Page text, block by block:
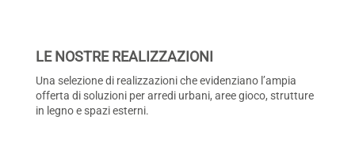
LE NOSTRE REALIZZAZIONI
Una selezione di realizzazioni che evidenziano l’ampia
offerta di soluzioni per arredi urbani, aree gioco, strutture
in legno e spazi esterni.